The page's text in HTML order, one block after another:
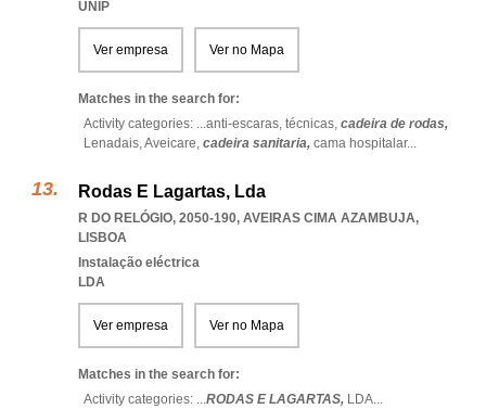
UNIP
Ver empresa Ver no Mapa
Matches in the search for:
Activity categories: ...anti-escaras, técnicas, cadeira de rodas,
Lenadais,Aveicare, cadeira sanitaria, cama hospitalar...
Rodas E Lagartas, Lda
R DO RELÓGIO, 2050-190, AVEIRAS CIMA AZAMBUJA,
LISBOA
Instalação eléctrica
LDA
Ver empresa Ver no Mapa
Matches in the search for:
Activity categories: ...RODAS E LAGARTAS, LDA...